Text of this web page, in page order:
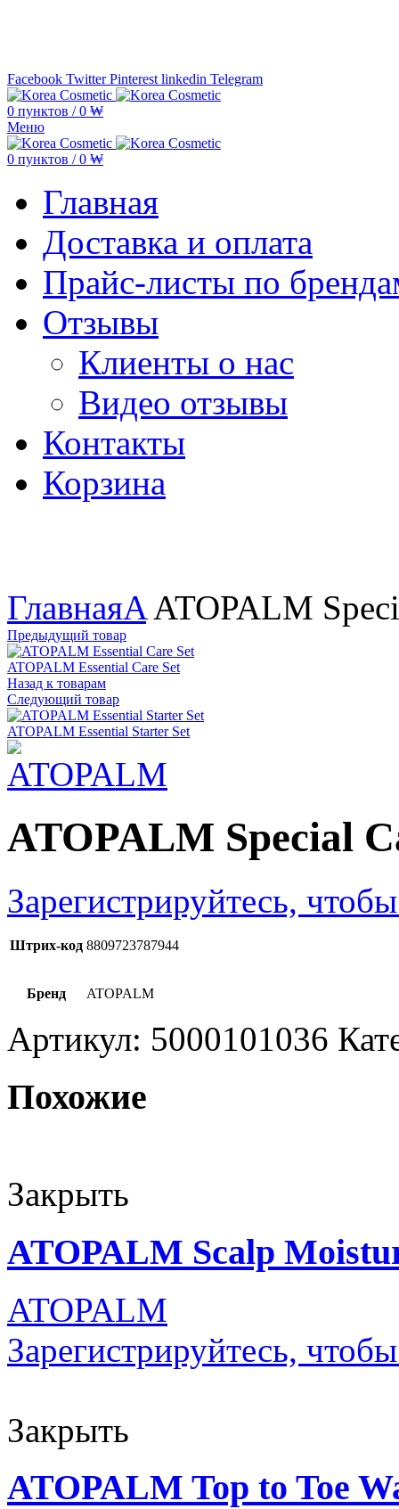
Facebook Twitter Pinterest linkedin Telegram
0 пунктов / 0 ₩
Меню
0 пунктов / 0 ₩
Главная
Доставка и оплата
Прайс-листы по
Отзывы
Клиенты о нас
Видео отзывы
Контакты
Корзина
ГлавнаяAATOPALM
Предыдущий товар
ATOPALM Essential Care Set
Назад к товарам
Следующий товар
ATOPALM Essential Starter Set
ATOPALM Special
Зарегистрируйтесь,
Штрих-код 8809723787944
Бренд ATOPALM
Артикул: 5000101036
Похожие
Закрыть
ATOPALM Scalp
ATOPALM
Зарегистрируйтесь,
Закрыть
ATOPALM Top to Toe